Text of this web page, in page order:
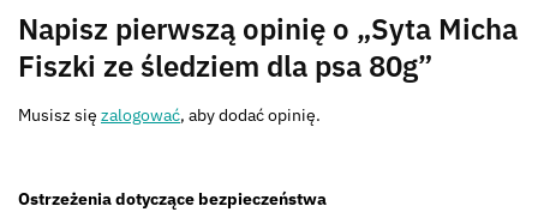
Napisz pierwszą opinię o „Syta Micha
Fiszki ze śledziem dla psa 80g”
Musisz się zalogować, aby dodać opinię.
Ostrzeżenia dotyczące bezpieczeństwa